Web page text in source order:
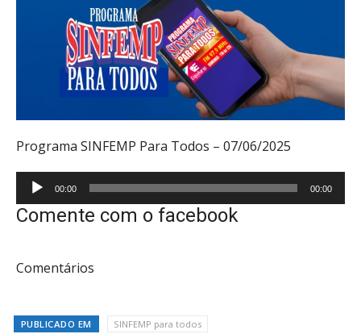
Programa SINFEMP Para Todos – 07/06/2025
Tocador
de
áudio
00:00 00:00
Comente com o facebook
Comentários
PUBLICADO EM SINFEMP para todos